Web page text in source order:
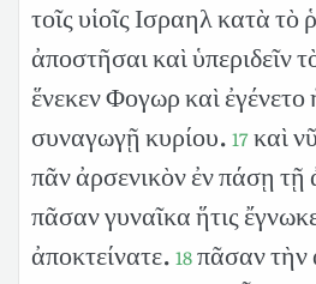
τοῖς υἱοῖς Ισραηλ κατὰ
ἀποστῆσαι καὶ ὑπεριδεῖν
ἕνεκεν Φογωρ καὶ
συναγωγῇ κυρίου. 17καὶ
πᾶν ἀρσενικὸν ἐν πάσῃ τῇ
πᾶσαν γυναῖκα ἥτις
ἀποκτείνατε. 18πᾶσαν τὴν